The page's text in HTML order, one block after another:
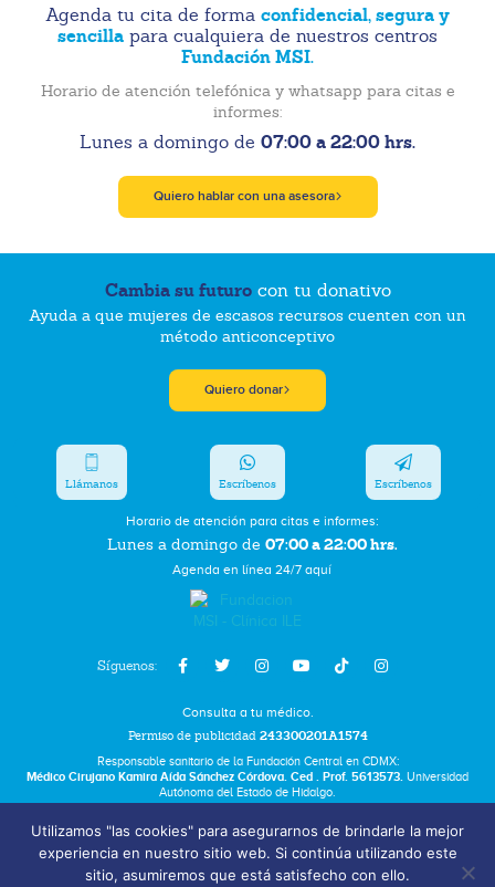
Agenda tu cita de forma confidencial, segura y
sencilla para cualquiera de nuestros centros
Fundación MSI.
Horario de atención telefónica y whatsapp para citas e
informes:
Lunes a domingo de 07:00 a 22:00 hrs.
Quiero hablar con una asesora
Cambia su futurocon tu donativo
Ayuda a que mujeres de escasos recursos cuenten con un
método anticonceptivo
Quiero donar
Síguenos:
Horario de atención para citas e informes:
Lunes a domingo de 07:00 a 22:00 hrs.
Agenda en línea 24/7 aquí
Llámanos Escríbenos Escríbenos
Consulta a tu médico.
Permiso de publicidad 243300201A1574
Responsable sanitario de la Fundación Central en CDMX:
Médico Cirujano Kamira Aída Sánchez Córdova. Ced . Prof. 5613573. Universidad
Autónoma del Estado de Hidalgo.
Términos y Condiciones
Bolsa de Trabajo
Utilizamos "las cookies" para asegurarnos de brindarle la mejor
experiencia en nuestro sitio web. Si continúa utilizando este
sitio, asumiremos que está satisfecho con ello.